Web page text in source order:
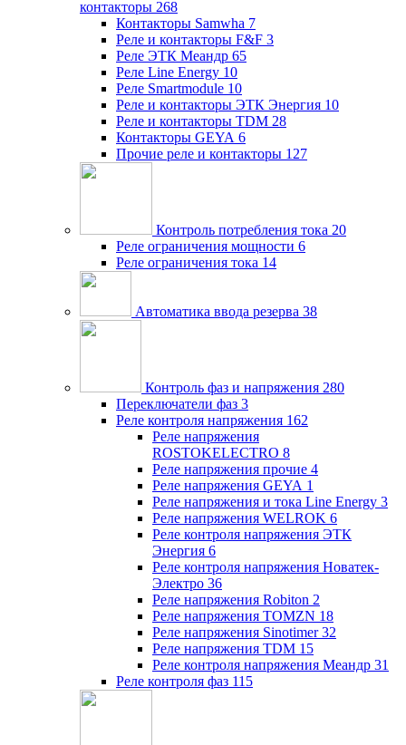
контакторы 268
Контакторы Samwha 7
Реле и контакторы F&F 3
Реле ЭТК Меандр 65
Реле Line Energy 10
Реле Smartmodule 10
Реле и контакторы ЭТК Энергия 10
Реле и контакторы TDM 28
Контакторы GEYA 6
Прочие реле и контакторы 127
Контроль потребления тока 20
Реле ограничения мощности 6
Реле ограничения тока 14
Автоматика ввода резерва 38
Контроль фаз и напряжения 280
Переключатели фаз 3
Реле контроля напряжения 162
Реле напряжения
ROSTOKELECTRO 8
Реле напряжения прочие 4
Реле напряжения GEYA 1
Реле напряжения и тока Line Energy 3
Реле напряжения WELROK 6
Реле контроля напряжения ЭТК
Энергия 6
Реле контроля напряжения Новатек-
Электро 36
Реле напряжения Robiton 2
Реле напряжения TOMZN 18
Реле напряжения Sinotimer 32
Реле напряжения TDM 15
Реле контроля напряжения Меандр 31
Реле контроля фаз 115